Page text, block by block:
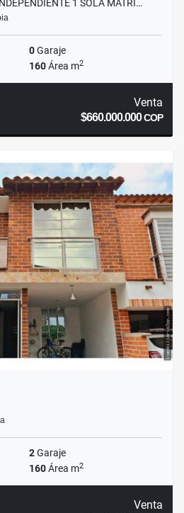
1 SOLA MATRI…
0Garaje
160Área m2
Venta
$660.000.000COP
2Garaje
160Área m2
Venta